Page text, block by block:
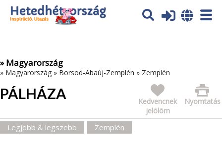
Az oldal sütiket (cookies) használ. További tájékoztatás itt:
Adatvédelmi tájékoztató
» Magyarország
» Magyarország » Borsod-Abaúj-Zemplén » Zemplén
PÁLHÁZA Nyomtatás
Kedvencnek
jelölöm
Legjobb & legszebb Zemplén